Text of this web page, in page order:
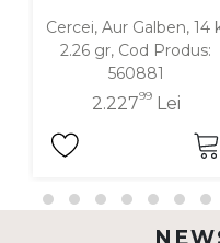
Cercei, Aur Galben, 14
2.26 gr, Cod Produs:
560881
2.22799Lei